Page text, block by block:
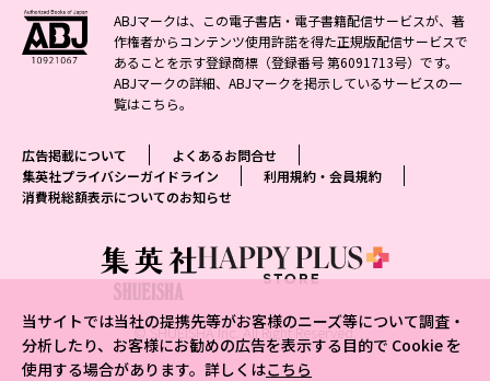
当サイトでは当社の提携先等がお客様のニーズ等について調査・
分析したり、お客様にお勧めの広告を表示する目的で Cookie を
使用する場合があります。詳しくはこちら
最強ジャンプ
少年ジャンプ+
ジャンプTOON
ジャンプルーキー！
S-MANGA
集英社コミック文庫
ZEBRACK
S-MANGA
集英社ジャンプリミックス
週刊ヤングジャンプ
ヤングジャンプ定期購読デジタル
となりのヤングジャンプ
グランドジャンプ
ウルトラジャンプ
ZEBRACK
S-MANGA
集英社コミック文庫
マーガレット
別冊マーガレット
リマコミ
マンガMeets
女性マンガ
ジャンプTOON
集英社コミック文庫
マンガMee公式サイト
リマコミ
office YOU
BAILA
MAQUIA
eclat
T JAPAN
MEN'S NON-NO
集英社オンライン
週プレNEWS
週プレ グラジャパ!
小説すばる
集英社 文芸ステーション
web 集英社文庫
アジア人物史
学芸・ノンフィクション・新書
1日5分で、明日は変わる よみタイ yomitai
集英社学芸部 - 学芸・ノンフィクション
集英社ビジネス書
集英社新書プラス - 知の水先案内人
kotoba
情報・知識＆オピニオン imidas
ライトノベル・ノベライズ
集英社オレンジ文庫
JUMP j-BOOKS
ダッシュエックス文庫公式サイト
集英社Webマガジン コバルト
集英社の児童図書 S-KIDS.LAND
オンラインストア
OTO
SHUEISHA MANGA-ART HERITAGE
ジャンプキャラクターズストア
HAPPY PLUS STORE
SHUEISHA VOX
LEEマルシェ
eclat premium
mirabella homme
zakka market
その他WEBサービス
集英社アドナビ
集英社エディターズ・ラボ
ABJマークは、この電子書店・電子書籍配信サービスが、著
作権者からコンテンツ使用許諾を得た正規版配信サービスで
あることを示す登録商標（登録番号 第6091713号）です。
ABJマークの詳細、ABJマークを掲示しているサービスの一
覧はこちら。
広告掲載について
よくあるお問合せ
集英社プライバシーガイドライン
利用規約・会員規約
消費税総額表示についてのお知らせ
© SHUEISHA Inc. All Right Reserved.